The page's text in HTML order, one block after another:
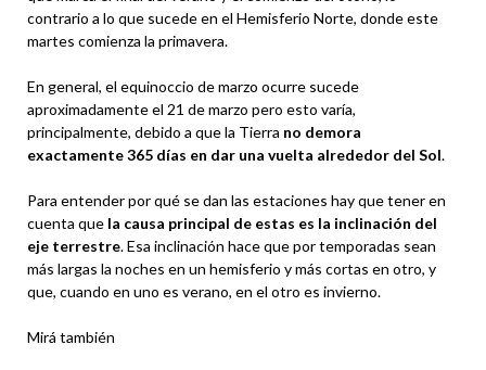
contrario a lo que sucede en el Hemisferio Norte, donde este
martes comienza la primavera.
En general, el equinoccio de marzo ocurre sucede
aproximadamente el 21 de marzo pero esto varía,
principalmente, debido a que la Tierra no demora
exactamente 365 días en dar una vuelta alrededor del Sol.
Para entender por qué se dan las estaciones hay que tener en
cuenta que la causa principal de estas es la inclinación del
eje terrestre. Esa inclinación hace que por temporadas sean
más largas la noches en un hemisferio y más cortas en otro, y
que, cuando en uno es verano, en el otro es invierno.
Mirá también